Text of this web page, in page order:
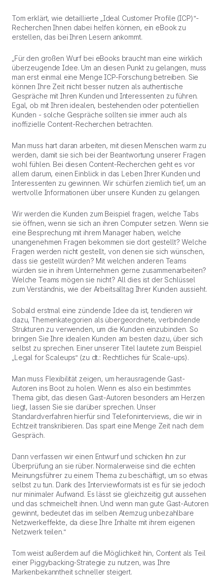
Tom erklärt, wie detaillierte „Ideal Customer Profile (ICP)“-
Recherchen Ihnen dabei helfen können, ein eBook zu
erstellen, das bei Ihren Lesern ankommt.
„Für den großen Wurf bei eBooks braucht man eine wirklich
überzeugende Idee. Um an diesen Punkt zu gelangen, muss
man erst einmal eine Menge ICP-Forschung betreiben. Sie
können Ihre Zeit nicht besser nutzen als authentische
Gespräche mit Ihren Kunden und Interessenten zu führen.
Egal, ob mit Ihren idealen, bestehenden oder potentiellen
Kunden - solche Gespräche sollten sie immer auch als
inoffizielle Content-Recherchen betrachten.
Man muss hart daran arbeiten, mit diesen Menschen warm zu
werden, damit sie sich bei der Beantwortung unserer Fragen
wohl fühlen. Bei diesen Content-Recherchen geht es vor
allem darum, einen Einblick in das Leben Ihrer Kunden und
Interessenten zu gewinnen. Wir schürfen ziemlich tief, um an
wertvolle Informationen über unsere Kunden zu gelangen.
Wir werden die Kunden zum Beispiel fragen, welche Tabs
sie öffnen, wenn sie sich an ihren Computer setzen. Wenn sie
eine Besprechung mit ihrem Manager haben, welche
unangenehmen Fragen bekommen sie dort gestellt? Welche
Fragen werden nicht gestellt, von denen sie sich wünschen,
dass sie gestellt würden? Mit welchen anderen Teams
würden sie in ihrem Unternehmen gerne zusammenarbeiten?
Welche Teams mögen sie nicht? All dies ist der Schlüssel
zum Verständnis, wie der Arbeitsalltag Ihrer Kunden aussieht.
Sobald erstmal eine zündende Idee da ist, tendieren wir
dazu, Themenkategorien als übergeordnete, verbindende
Strukturen zu verwenden, um die Kunden einzubinden. So
bringen Sie Ihre idealen Kunden am besten dazu, über sich
selbst zu sprechen. Einer unserer Titel lautete zum Beispiel
„Legal for Scaleups“ (zu dt.: Rechtliches für Scale-ups).
Man muss Flexibilität zeigen, um herausragende Gast-
Autoren ins Boot zu holen. Wenn es also ein bestimmtes
Thema gibt, das diesen Gast-Autoren besonders am Herzen
liegt, lassen Sie sie darüber sprechen. Unser
Standardverfahren hierfür sind Telefoninterviews, die wir in
Echtzeit transkribieren. Das spart eine Menge Zeit nach dem
Gespräch.
Dann verfassen wir einen Entwurf und schicken ihn zur
Überprüfung an sie rüber. Normalerweise sind die echten
Meinungsführer zu einem Thema zu beschäftigt, um so etwas
selbst zu tun. Dank des Interviewformats ist es für sie jedoch
nur minimaler Aufwand. Es lässt sie gleichzeitig gut aussehen
und das schmeichelt ihnen. Und wenn man gute Gast-Autoren
gewinnt, bedeutet das im selben Atemzug unbezahlbare
Netzwerkeffekte, da diese Ihre Inhalte mit ihrem eigenen
Netzwerk teilen.“
Tom weist außerdem auf die Möglichkeit hin, Content als Teil
einer Piggybacking-Strategie zu nutzen, was Ihre
Markenbekanntheit schneller steigert.